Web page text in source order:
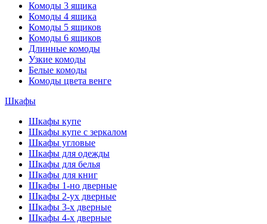
Комоды 3 ящика
Комоды 4 ящика
Комоды 5 ящиков
Комоды 6 ящиков
Длинные комоды
Узкие комоды
Белые комоды
Комоды цвета венге
Шкафы
Шкафы купе
Шкафы купе с зеркалом
Шкафы угловые
Шкафы для одежды
Шкафы для белья
Шкафы для книг
Шкафы 1-но дверные
Шкафы 2-ух дверные
Шкафы 3-х дверные
Шкафы 4-х дверные